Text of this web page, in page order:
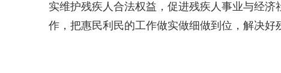
实维护残疾人合法权益，促进残疾人事业与经
作，把惠民利民的工作做实做细做到位，解决好